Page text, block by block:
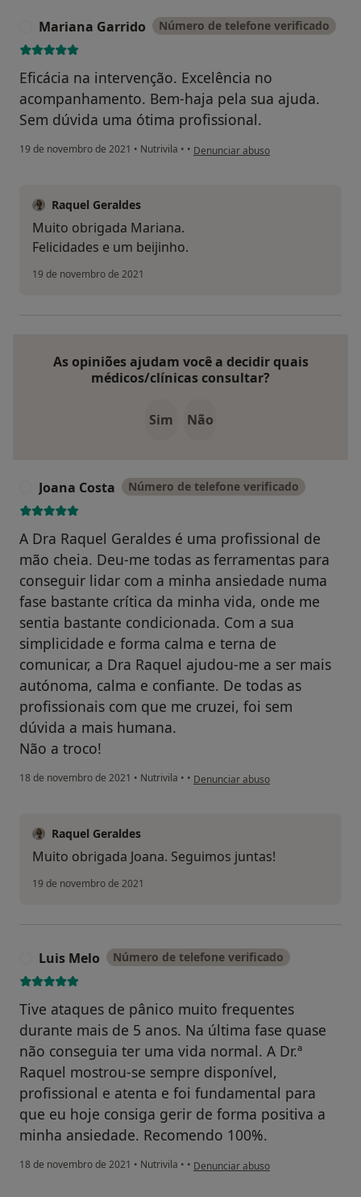
Mariana Garrido Número de telefone verificado
Eficácia na intervenção. Excelência no
acompanhamento. Bem-haja pela sua ajuda.
Sem dúvida uma ótima profissional.
19 de novembro de 2021 • Nutrivila • • na opinião do utilizador Mariana
Denunciar abuso
Raquel Geraldes
Muito obrigada Mariana.
Felicidades e um beijinho.
19 de novembro de 2021
As opiniões ajudam você a decidir quais
médicos/clínicas consultar?
Sim Não
Joana Costa Número de telefone verificado
A Dra Raquel Geraldes é uma profissional de
mão cheia. Deu-me todas as ferramentas para
conseguir lidar com a minha ansiedade numa
fase bastante crítica da minha vida, onde me
sentia bastante condicionada. Com a sua
simplicidade e forma calma e terna de
comunicar, a Dra Raquel ajudou-me a ser mais
autónoma, calma e confiante. De todas as
profissionais com que me cruzei, foi sem
dúvida a mais humana.
Não a troco!
18 de novembro de 2021 • Nutrivila • • na opinião do utilizador Joana Costa
Denunciar abuso
Raquel Geraldes
Muito obrigada Joana. Seguimos juntas!
19 de novembro de 2021
Luis Melo Número de telefone verificado
Tive ataques de pânico muito frequentes
durante mais de 5 anos. Na última fase quase
não conseguia ter uma vida normal. A Dr.ª
Raquel mostrou-se sempre disponível,
profissional e atenta e foi fundamental para
que eu hoje consiga gerir de forma positiva a
minha ansiedade. Recomendo 100%.
18 de novembro de 2021 • Nutrivila • • na opinião do utilizador Luis Melo
Denunciar abuso